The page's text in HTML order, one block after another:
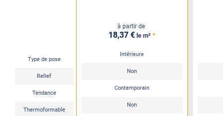
Type de pose
Relief
Tendance
Thermoformable
à partir de
18,37 € le m² *
Intérieure
Non
Contemporain
Non